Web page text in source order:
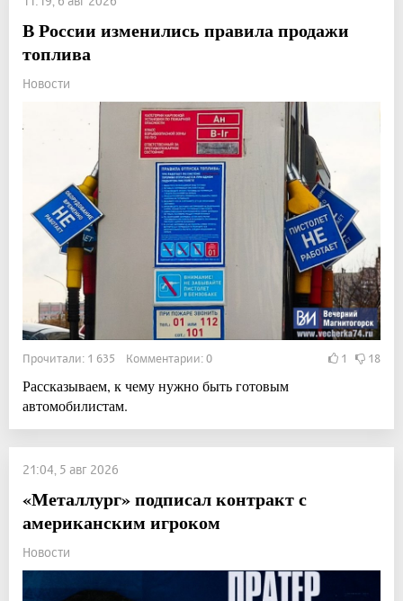
В России изменились правила продажи
топлива
Новости
Прочитали: 1 635 Комментарии: 0 1 18
Рассказываем, к чему нужно быть готовым
автомобилистам.
21:04, 5 авг 2026
«Металлург» подписал контракт с
американским игроком
Новости